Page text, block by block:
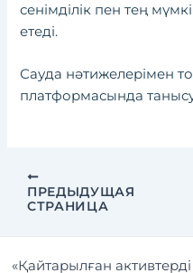
сенімділік пен тең
етеді.
Сауда нәтижелерімен
платформасында
ПРЕДЫДУЩАЯ
СТРАНИЦА
«Қайтарылған